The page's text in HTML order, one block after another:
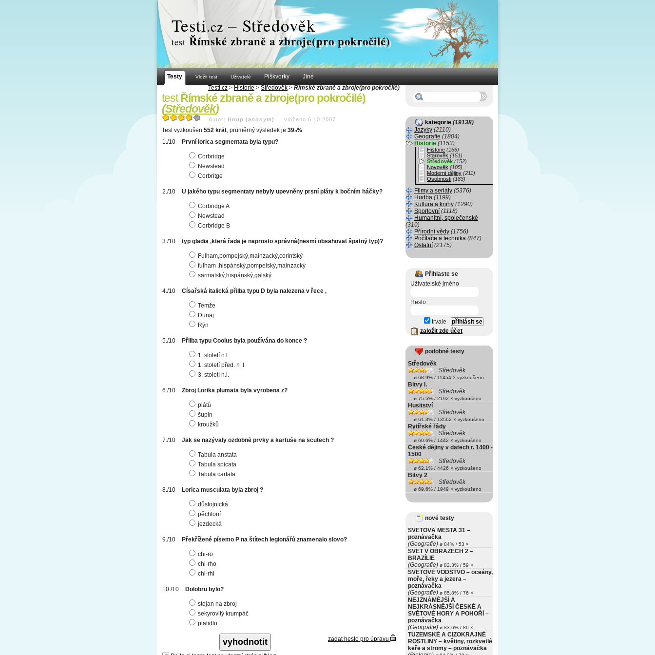
Testi.cz – Středověk
test Římské zbraně a zbroje(pro pokročilé)
Testy Vložit test Uživatelé Piškvorky
Jiné
Testi.cz > Historie > Středověk > Římské zbraně a zbroje(pro pokročilé)
testŘímské zbraně a zbroje(pro pokročilé)
(Středověk)
Autor: Hnup (anonym) vloženo 6.10.2007
Test vyzkoušen 552 krát, průměrný výsledek je 39 .3%.
První lorica segmentata byla typu?
Corbridge
Newstead
Corbritge
U jakého typu segmentaty nebyly upevněny prsní pláty k bočním háčky?
Corbridge A
Newstead
Corbridge B
typ gladia ,která řada je naprosto správná(nesmí obsahovat špatný typ)?
Fulham,pompejský,mainzacký,corintský
fulham ,hispánský,pompeiský,mainzacký
sarmatský,hispánský,galský
Císařská italická přilba typu D byla nalezena v řece ,
Temže
Dunaj
Rýn
Přilba typu Coolus byla používána do konce ?
1. století n.l.
1. století před. n .l.
3. století n.l.
Zbroj Lorika plumata byla vyrobena z?
plátů
šupin
kroužků
Jak se nazývaly ozdobné prvky a kartuše na scutech ?
Tabula anstata
Tabula spicata
Tabula cartata
Lorica musculata byla zbroj ?
důstojnická
pěchtoní
jezdecká
Překřížené písemo P na štítech legionářů znamenalo slovo?
chi-ro
chi-rho
chi-rhi
Dolobru bylo?
stojan na zbroj
sekyrovitý krumpáč
platidlo
zadat heslo pro úpravu
kategorie (19138)
Jazyky (2110)
Geografie (1804)
Historie (1153)
Historie (166)
Starověk (151)
Středověk (152)
Novověk (105)
Moderní dějiny (211)
Osobnosti (183)
Filmy a seriály (5376)
Hudba (1199)
Kultura a knihy (1290)
Sportovní (1118)
Humanitní, společenské
(310)
Přírodní vědy (1756)
Počítače a technika (847)
Ostatní (2175)
Přihlaste se
Uživatelské jméno
Heslo
trvale
založit zde účet
podobné testy
Středověk
Středověk
ø 68.9% / 11454 × vyzkoušeno
Bitvy I.
Středověk
ø 75.5% / 2192 × vyzkoušeno
Husitství
Středověk
ø 61.3% / 13562 × vyzkoušeno
Rytířské řády
Středověk
ø 60.6% / 1442 × vyzkoušeno
České dějiny v datech r. 1400 -
1500
Středověk
ø 62.1% / 4426 × vyzkoušeno
Bitvy 2
Středověk
ø 69.6% / 1949 × vyzkoušeno
nové testy
SVĚTOVÁ MĚSTA 31 –
poznávačka
(Geografie) ø 84% / 53 ×
SVĚT V OBRAZECH 2 –
BRAZÍLIE
(Geografie) ø 82.3% / 59 ×
SVĚTOVÉ VODSTVO – oceány,
moře, řeky a jezera –
poznávačka
(Geografie) ø 85.8% / 76 ×
NEJZNÁMĚJŠÍ A
NEJKRÁSNĚJŠÍ ČESKÉ A
SVĚTOVÉ HORY A POHOŘÍ –
poznávačka
(Geografie) ø 83.6% / 80 ×
TUZEMSKÉ A CIZOKRAJNÉ
ROSTLINY – květiny, rozkvetlé
keře a stromy – poznávačka